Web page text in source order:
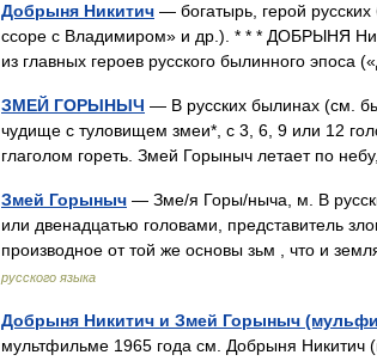
Добрыня Никитич — богатырь, герой
ссоре с Владимиром» и др.). * * * ДОБРЫНЯ
из главных героев русского былинного
ЗМЕЙ ГОРЫНЫЧ — В русских былинах (см.
чудище с туловищем змеи*, с 3, 6, 9 или 12
глаголом гореть. Змей Горыныч летает по
Змей Горыныч — Зме/я Горы/ныча, м. В
или двенадцатью головами, представитель
производное от той же основы зьм , что и
русского языка
Добрыня Никитич и Змей Горыныч
мультфильме 1965 года см. Добрыня